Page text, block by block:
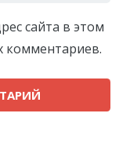
сайта в этом
комментариев.